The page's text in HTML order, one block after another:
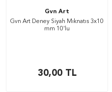
Gvn Art
Gvn Art Deney Siyah Mıknatıs 3x10
mm 10'lu
30,00TL